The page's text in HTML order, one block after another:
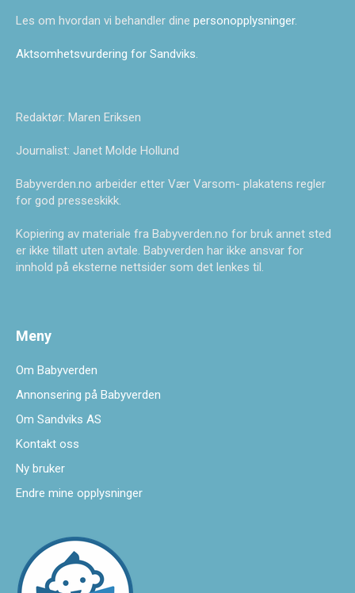
Les om hvordan vi behandler dine personopplysninger.
Aktsomhetsvurdering for Sandviks.
Redaktør: Maren Eriksen
Journalist: Janet Molde Hollund
Babyverden.no arbeider etter Vær Varsom- plakatens regler
for god presseskikk.
Kopiering av materiale fra Babyverden.no for bruk annet sted
er ikke tillatt uten avtale. Babyverden har ikke ansvar for
innhold på eksterne nettsider som det lenkes til.
Meny
Om Babyverden
Annonsering på Babyverden
Om Sandviks AS
Kontakt oss
Ny bruker
Endre mine opplysninger